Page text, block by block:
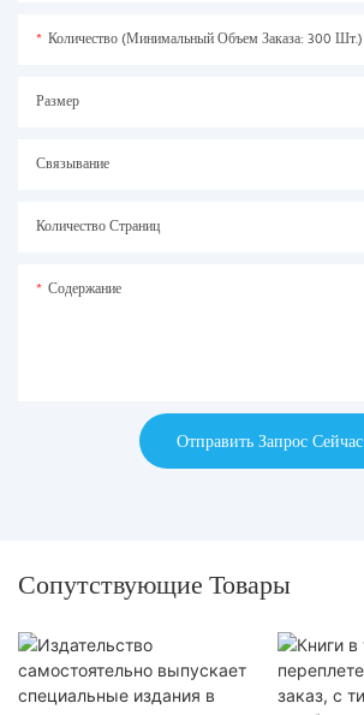
Количество (минимальный Объем Заказа: 300 Шт.)
Размер
Связывание
Количество Страниц
Содержание
Отправить Запрос Сейчас
Сопутствующие Товары